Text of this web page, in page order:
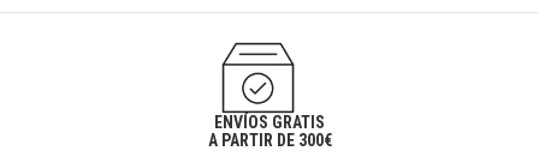
ENVÍOS GRATIS
A PARTIR DE 300€